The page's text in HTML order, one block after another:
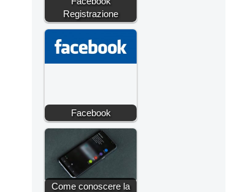
Registrazione
Facebook
Come conoscere la